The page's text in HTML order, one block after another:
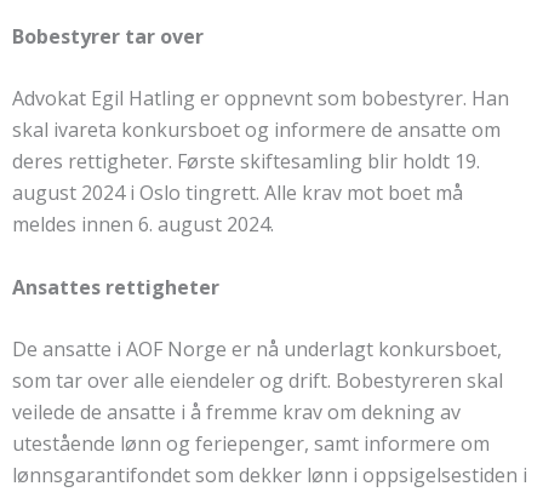
Bobestyrer tar over
Advokat Egil Hatling er oppnevnt som bobestyrer. Han
skal ivareta konkursboet og informere de ansatte om
deres rettigheter. Første skiftesamling blir holdt 19.
august 2024 i Oslo tingrett. Alle krav mot boet må
meldes innen 6. august 2024.
Ansattes rettigheter
De ansatte i AOF Norge er nå underlagt konkursboet,
som tar over alle eiendeler og drift. Bobestyreren skal
veilede de ansatte i å fremme krav om dekning av
utestående lønn og feriepenger, samt informere om
lønnsgarantifondet som dekker lønn i oppsigelsestiden i